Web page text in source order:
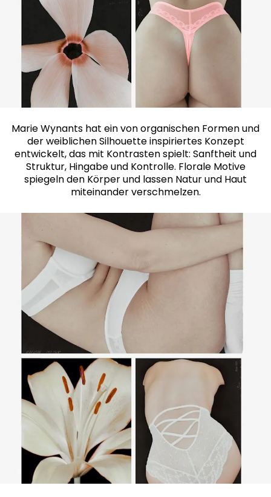
Marie Wynants hat ein von organischen Formen und
der weiblichen Silhouette inspiriertes Konzept
entwickelt, das mit Kontrasten spielt: Sanftheit und
Struktur, Hingabe und Kontrolle. Florale Motive
spiegeln den Körper und lassen Natur und Haut
miteinander verschmelzen.